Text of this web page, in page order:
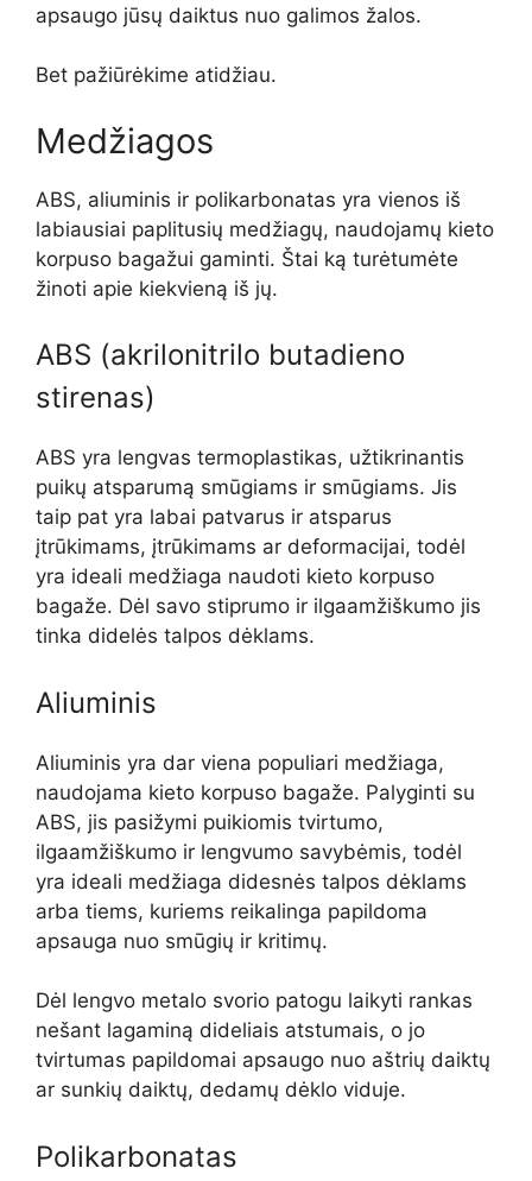
apsaugo jūsų daiktus nuo galimos žalos.
Bet pažiūrėkime atidžiau.
Medžiagos
ABS, aliuminis ir polikarbonatas yra vienos iš
labiausiai paplitusių medžiagų, naudojamų kieto
korpuso bagažui gaminti. Štai ką turėtumėte
žinoti apie kiekvieną iš jų.
ABS (akrilonitrilo butadieno
stirenas)
ABS yra lengvas termoplastikas, užtikrinantis
puikų atsparumą smūgiams ir smūgiams. Jis
taip pat yra labai patvarus ir atsparus
įtrūkimams, įtrūkimams ar deformacijai, todėl
yra ideali medžiaga naudoti kieto korpuso
bagaže. Dėl savo stiprumo ir ilgaamžiškumo jis
tinka didelės talpos dėklams.
Aliuminis
Aliuminis yra dar viena populiari medžiaga,
naudojama kieto korpuso bagaže. Palyginti su
ABS, jis pasižymi puikiomis tvirtumo,
ilgaamžiškumo ir lengvumo savybėmis, todėl
yra ideali medžiaga didesnės talpos dėklams
arba tiems, kuriems reikalinga papildoma
apsauga nuo smūgių ir kritimų.
Dėl lengvo metalo svorio patogu laikyti rankas
nešant lagaminą dideliais atstumais, o jo
tvirtumas papildomai apsaugo nuo aštrių daiktų
ar sunkių daiktų, dedamų dėklo viduje.
Polikarbonatas